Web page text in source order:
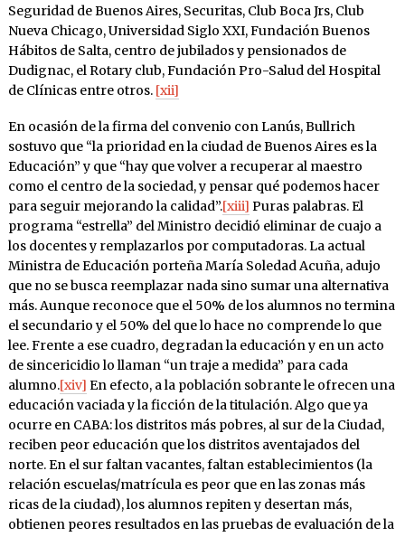
Seguridad de Buenos Aires, Securitas, Club Boca Jrs, Club
Nueva Chicago, Universidad Siglo XXI, Fundación Buenos
Hábitos de Salta, centro de jubilados y pensionados de
Dudignac, el Rotary club, Fundación Pro-Salud del Hospital
de Clínicas entre otros. [xii]
En ocasión de la firma del convenio con Lanús, Bullrich
sostuvo que “la prioridad en la ciudad de Buenos Aires es la
Educación” y que “hay que volver a recuperar al maestro
como el centro de la sociedad, y pensar qué podemos hacer
para seguir mejorando la calidad”.[xiii] Puras palabras. El
programa “estrella” del Ministro decidió eliminar de cuajo a
los docentes y remplazarlos por computadoras. La actual
Ministra de Educación porteña María Soledad Acuña, adujo
que no se busca reemplazar nada sino sumar una alternativa
más. Aunque reconoce que el 50% de los alumnos no termina
el secundario y el 50% del que lo hace no comprende lo que
lee. Frente a ese cuadro, degradan la educación y en un acto
de sincericidio lo llaman “un traje a medida” para cada
alumno.[xiv] En efecto, a la población sobrante le ofrecen una
educación vaciada y la ficción de la titulación. Algo que ya
ocurre en CABA: los distritos más pobres, al sur de la Ciudad,
reciben peor educación que los distritos aventajados del
norte. En el sur faltan vacantes, faltan establecimientos (la
relación escuelas/matrícula es peor que en las zonas más
ricas de la ciudad), los alumnos repiten y desertan más,
obtienen peores resultados en las pruebas de evaluación de la